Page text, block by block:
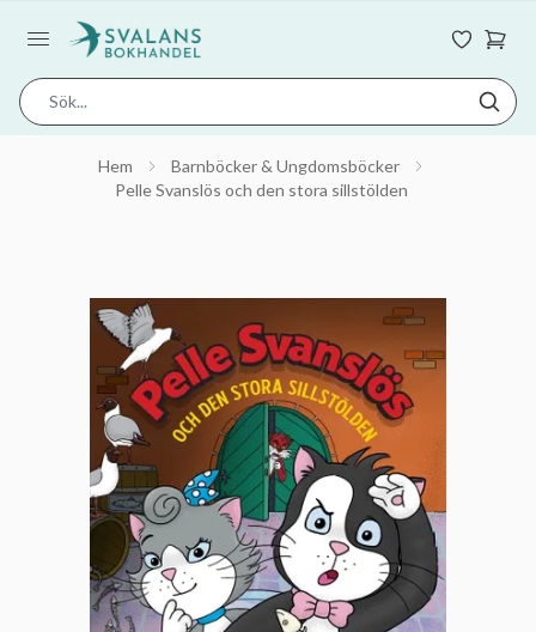
Hem
Barnböcker & Ungdomsböcker
Pelle Svanslös och den stora sillstölden